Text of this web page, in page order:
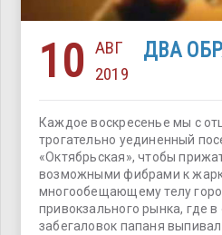
10 АВГ
2019
ДВА
Каждое воскресенье мы с
трогательно уединенный
«Октябрьская», чтобы
возможными фибрами к
многообещающему телу
привокзального рынка, где в
забегаловок папаня